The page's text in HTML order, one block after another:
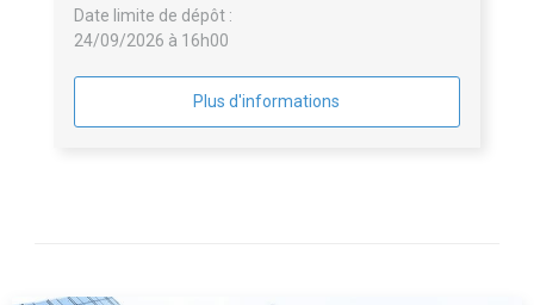
Date limite de dépôt :
24/09/2026 à 16h00
Plus d'informations